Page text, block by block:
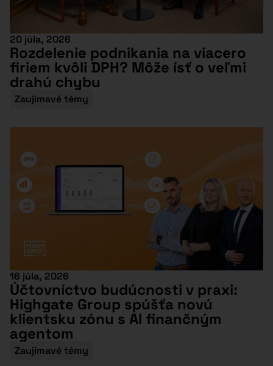
20 júla, 2026
Rozdelenie podnikania na viacero
firiem kvôli DPH? Môže ísť o veľmi
drahú chybu
Zaujímavé témy
16 júla, 2026
Účtovníctvo budúcnosti v praxi:
Highgate Group spúšťa novú
klientsku zónu s AI finančným
agentom
Zaujímavé témy